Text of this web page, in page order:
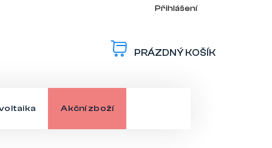
Přihlášení
PRÁZDNÝ KOŠÍK
Akční zboží